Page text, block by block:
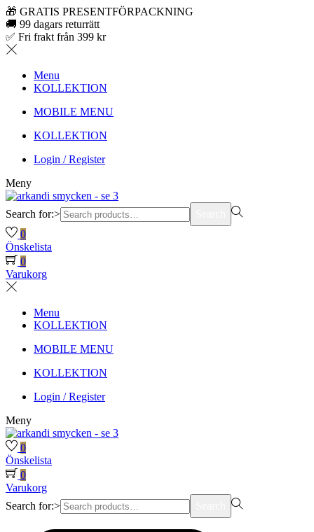
🎁 GRATIS PRESENTFÖRPACKNING
🚚 99 dagars returrätt
✅ Fri frakt från 399 kr
Menu
KOLLEKTION
MOBILE MENU
KOLLEKTION
Login / Register
Meny
Search for:>
0
Önskelista
0
Varukorg
Menu
KOLLEKTION
MOBILE MENU
KOLLEKTION
Login / Register
Meny
0
Önskelista
0
Varukorg
Search for:>